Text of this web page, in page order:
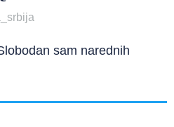
sam narednih